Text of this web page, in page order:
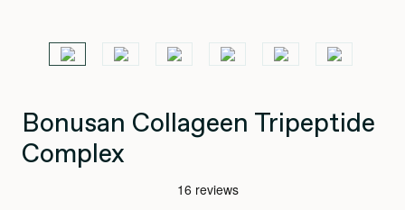
Bonusan Collageen Tripeptide
Complex